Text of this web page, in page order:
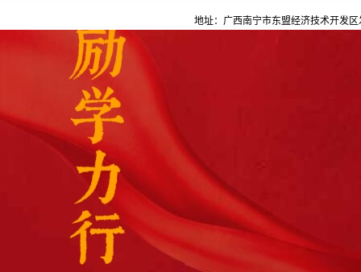
地址：广西南宁市东盟经济技术开发